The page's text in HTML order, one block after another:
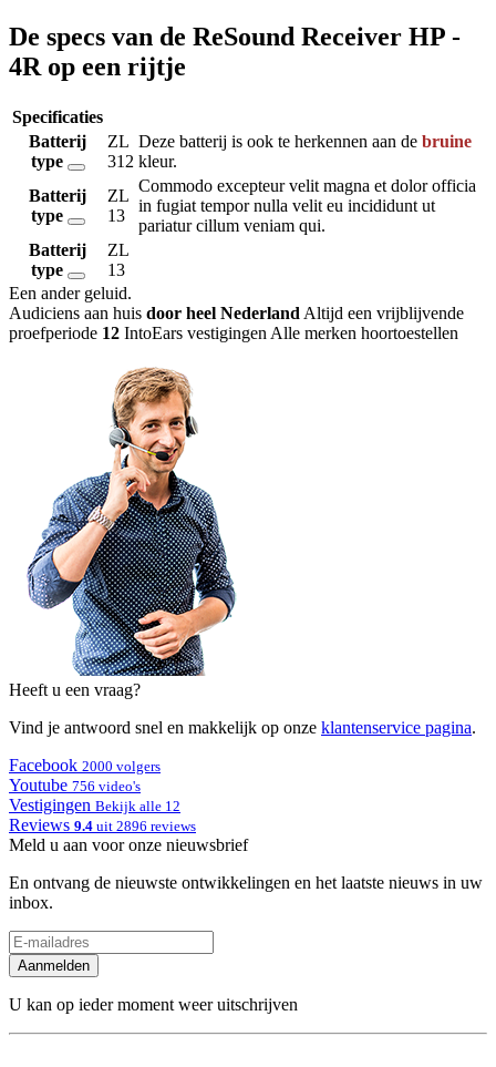
De specs van de ReSound Receiver HP -
4R op een rijtje
Specificaties
Batterij
type
ZL
312
Deze batterij is ook te herkennen aan de bruine
kleur.
Batterij
type
ZL
13
Commodo excepteur velit magna et dolor officia
in fugiat tempor nulla velit eu incididunt ut
pariatur cillum veniam qui.
Batterij
type
ZL
13
Een ander geluid.
Audiciens aan huis door heel Nederland Altijd een vrijblijvende
proefperiode 12 IntoEars vestigingen Alle merken hoortoestellen
Heeft u een vraag?
Vind je antwoord snel en makkelijk op onze klantenservice pagina.
Facebook 2000 volgers
Youtube 756 video's
Vestigingen Bekijk alle 12
Reviews 9.4 uit 2896 reviews
Meld u aan voor onze nieuwsbrief
En ontvang de nieuwste ontwikkelingen en het laatste nieuws in uw
inbox.
Aanmelden
U kan op ieder moment weer uitschrijven